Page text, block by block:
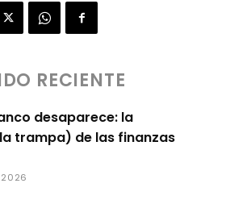
RECIENTE
desaparece: la
trampa) de las finanzas
2026